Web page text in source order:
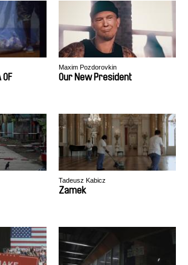
OF
Maxim Pozdorovkin
Our New President
Tadeusz Kabicz
Zamek